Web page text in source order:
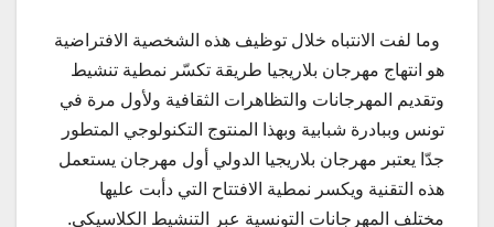
وما لفت الانتباه خلال توظيف هذه الشخصية الافتراضية
هو انتهاج مهرجان بلاريجيا طريقة تكسّر نمطية تنشيط
وتقديم المهرجانات والتظاهرات الثقافية ولأول مرة في
تونس وببادرة شبابية وبهذا المنتوج التكنولوجي المتطور
جدّا يعتبر مهرجان بلاريجيا الدولي أول مهرجان يستعمل
هذه التقنية ويكسر نمطية الافتتاح التي دأبت عليها
مختلف المهرجانات التونسية عبر التنشيط الكلاسيكي.